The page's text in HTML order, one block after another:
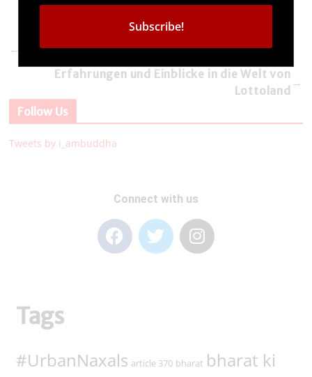
←
Erfahrungen und Einblicke in die Welt von
Lottoland
→
Follow Us
Tweets by i_ambuddha
Connect with us
Tags
#UrbanNaxals article 370 bharat bharat ki